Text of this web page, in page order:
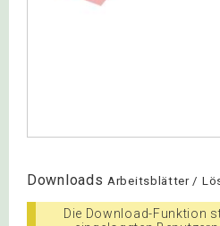
Downloads Arbeitsblätter /
Die Download-Funktion